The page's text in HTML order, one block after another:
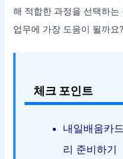
해 적합한 과정을 선택하는
업무에 가장 도움이 될까요?
체크 포인트
내일배움카
리 준비하기